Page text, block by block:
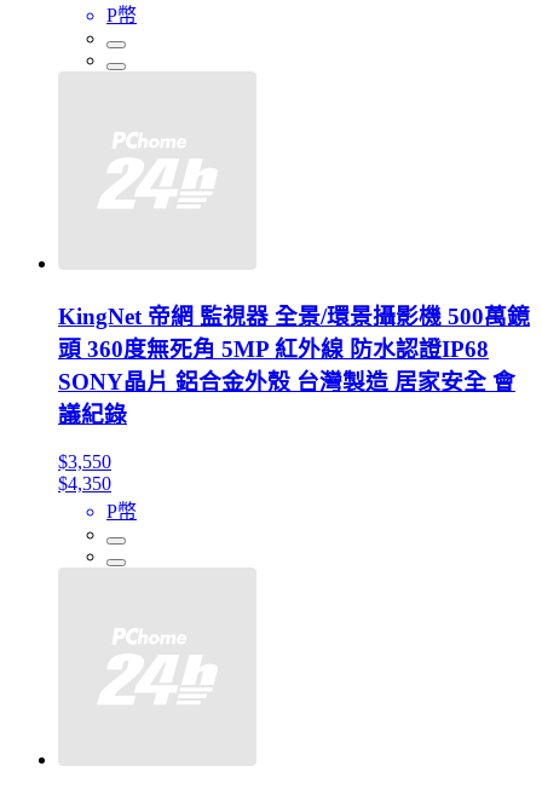
P幣
KingNet 帝網 監視器 全景/環景攝影機 500萬鏡
頭 360度無死角 5MP 紅外線 防水認證IP68
SONY晶片 鋁合金外殼 台灣製造 居家安全 會
議紀錄
$3,550
$4,350
P幣